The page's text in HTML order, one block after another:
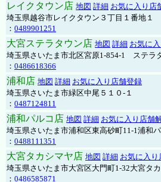
レイクタウン店 地図 詳細 お気に入り店
埼玉県越谷市レイクタウン３丁目１番地１
： 0489901251
大宮ステラタウン店 地図 詳細 お気に
埼玉県さいたま市北区宮原1-854-1 ステラ
： 0486618366
浦和店 地図 詳細 お気に入り店舗登録
埼玉県さいたま市緑区中尾５１０-１
： 0487124811
浦和パルコ店 地図 詳細 お気に入り店舗
埼玉県さいたま市浦和区東高砂町11-1浦和
： 0488111351
大宮タカシマヤ店 地図 詳細 お気に入り
埼玉県さいたま市大宮区大門町1-32大宮タ
： 0486585871